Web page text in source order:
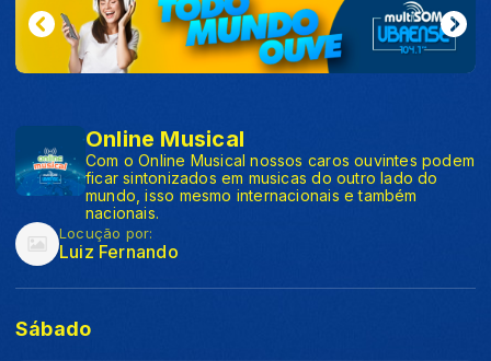
Online Musical
Com o Online Musical nossos caros ouvintes podem
ficar sintonizados em musicas do outro lado do
mundo, isso mesmo internacionais e também
nacionais.
Locução por:
Luiz Fernando
Sábado